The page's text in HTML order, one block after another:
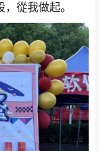
從我做起。